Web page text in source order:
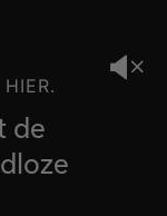
de